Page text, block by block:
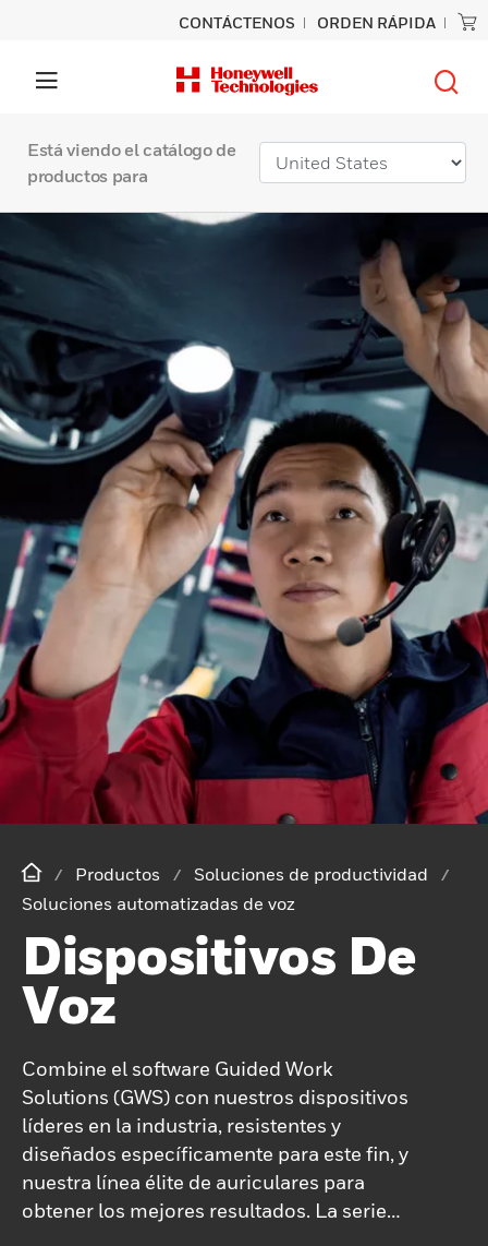
CONTÁCTENOS ORDEN RÁPIDA
Está viendo el catálogo de
productos para
Productos
Soluciones de productividad
Soluciones automatizadas de voz
Dispositivos De
Voz
Combine el software Guided Work
Solutions (GWS) con nuestros dispositivos
líderes en la industria, resistentes y
diseñados específicamente para este fin, y
nuestra línea élite de auriculares para
obtener los mejores resultados. La serie